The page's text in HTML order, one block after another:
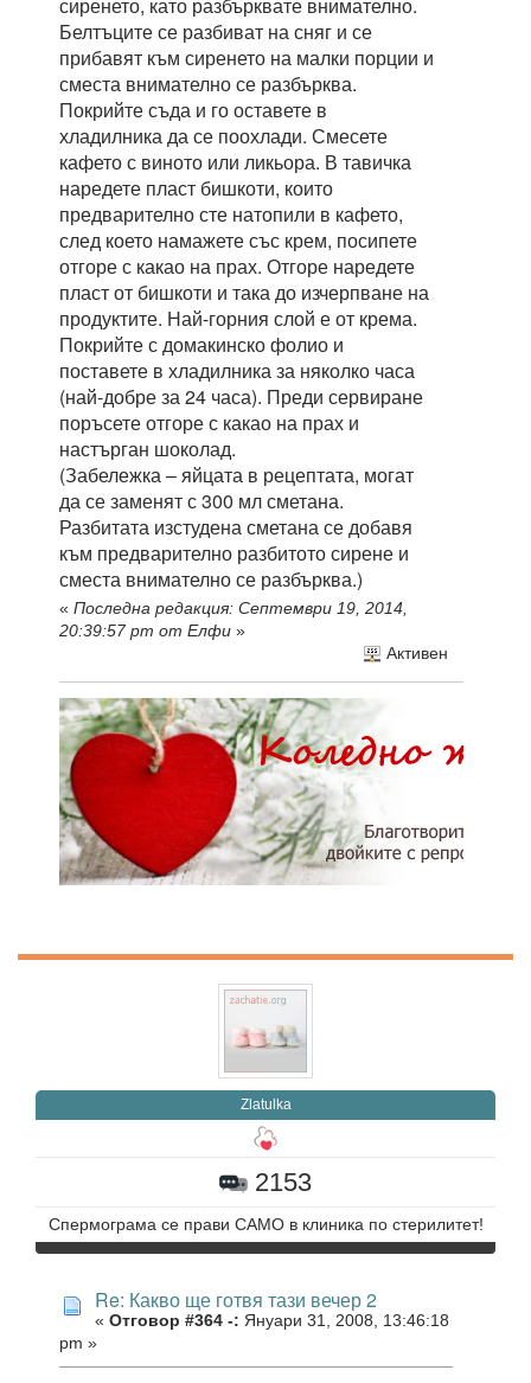
сиренето, като разбърквате внимателно.
Белтъците се разбиват на сняг и се
прибавят към сиренето на малки порции и
сместа внимателно се разбърква.
Покрийте съда и го оставете в
хладилника да се поохлади. Смесете
кафето с виното или ликьора. В тавичка
наредете пласт бишкоти, които
предварително сте натопили в кафето,
след което намажете със крем, посипете
отгоре с какао на прах. Отгоре наредете
пласт от бишкоти и така до изчерпване на
продуктите. Най-горния слой е от крема.
Покрийте с домакинско фолио и
поставете в хладилника за няколко часа
(най-добре за 24 часа). Преди сервиране
поръсете отгоре с какао на прах и
настърган шоколад.
(Забележка – яйцата в рецептата, могат
да се заменят с 300 мл сметана.
Разбитата изстудена сметана се добавя
към предварително разбитото сирене и
сместа внимателно се разбърква.)
« Последна редакция: Септември 19, 2014,
20:39:57 pm от Елфи »
Активен
Zlatulka
2153
Спермограма се прави САМО в клиника по стерилитет!
Re: Какво ще готвя тази вечер 2
« Отговор #364 -: Януари 31, 2008, 13:46:18
pm »